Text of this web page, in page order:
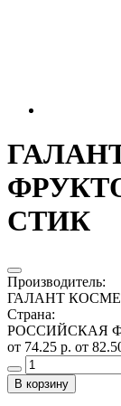
СТИК
Производитель:
ГАЛАНТ
Страна:
РОССИЙСКАЯ
от 74.25 р. от
В корзину